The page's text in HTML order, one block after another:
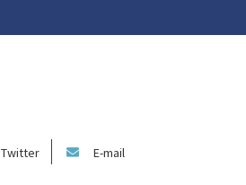
Twitter E-mail